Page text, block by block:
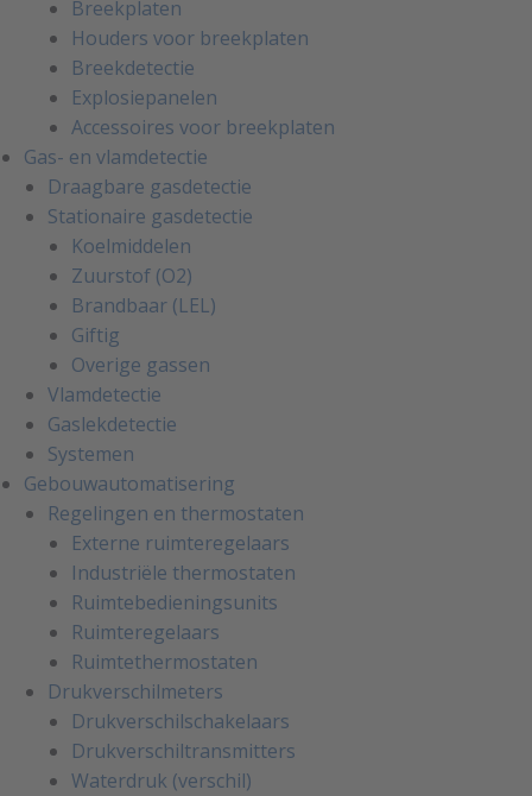
Breekplaten
Houders voor breekplaten
Breekdetectie
Explosiepanelen
Accessoires voor breekplaten
Gas- en vlamdetectie
Draagbare gasdetectie
Stationaire gasdetectie
Koelmiddelen
Zuurstof (O2)
Brandbaar (LEL)
Giftig
Overige gassen
Vlamdetectie
Gaslekdetectie
Systemen
Gebouwautomatisering
Regelingen en thermostaten
Externe ruimteregelaars
Industriële thermostaten
Ruimtebedieningsunits
Ruimteregelaars
Ruimtethermostaten
Drukverschilmeters
Drukverschilschakelaars
Drukverschiltransmitters
Waterdruk (verschil)